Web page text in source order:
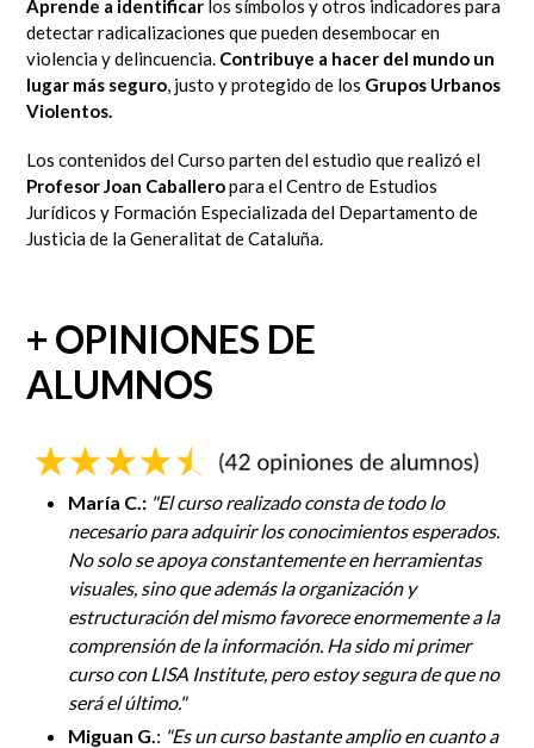
Aprende a identificar los símbolos y otros indicadores para
detectar radicalizaciones que pueden desembocar en
violencia y delincuencia. Contribuye a hacer del mundo un
lugar más seguro, justo y protegido de los Grupos Urbanos
Violentos.
Los contenidos del Curso parten del estudio que realizó el
Profesor Joan Caballeropara el Centro de Estudios
Jurídicos y Formación Especializada del Departamento de
Justicia de la Generalitat de Cataluña.
+ OPINIONES DE
ALUMNOS
María C.: "El curso realizado consta de todo lo
necesario para adquirir los conocimientos esperados.
No solo se apoya constantemente en herramientas
visuales, sino que además la organización y
estructuración del mismo favorece enormemente a la
comprensión de la información. Ha sido mi primer
curso con LISA Institute, pero estoy segura de que no
será el último."
Miguan G.: "Es un curso bastante amplio en cuanto a